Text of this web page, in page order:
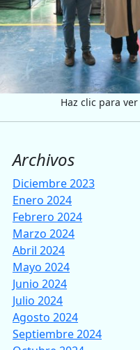
Haz clic para
Archivos
Diciembre 2023
Enero 2024
Febrero 2024
Marzo 2024
Abril 2024
Mayo 2024
Junio 2024
Julio 2024
Agosto 2024
Septiembre 2024